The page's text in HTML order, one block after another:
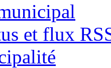
et flux